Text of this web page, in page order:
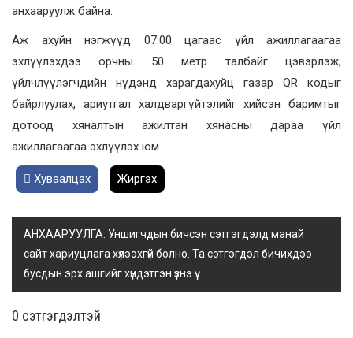
анхааруулж байна.
Аж ахуйн нэгжүүд 07:00 цагаас үйл ажиллагаагаа
эхлүүлэхдээ орчны 50 метр талбайг цэвэрлэж,
үйлчлүүлэгчдийн нүдэнд харагдахуйц газар QR кодыг
байрлуулах, ариутгал халдваргүйтэлийг хийсэн баримтыг
дотоод хяналтын ажилтан хянасны дараа үйл
ажиллагаагаа эхлүүлэх юм.
Хуваалцах Жиргэх
АНХААРУУЛГА: Уншигчдын бичсэн сэтгэгдэлд манай
сайт хариуцлага хүлээхгүй болно. Та сэтгэгдэл бичихдээ
бусдын эрх ашгийг хүндэтгэн үзнэ үү.
0 cэтгэгдэлтэй